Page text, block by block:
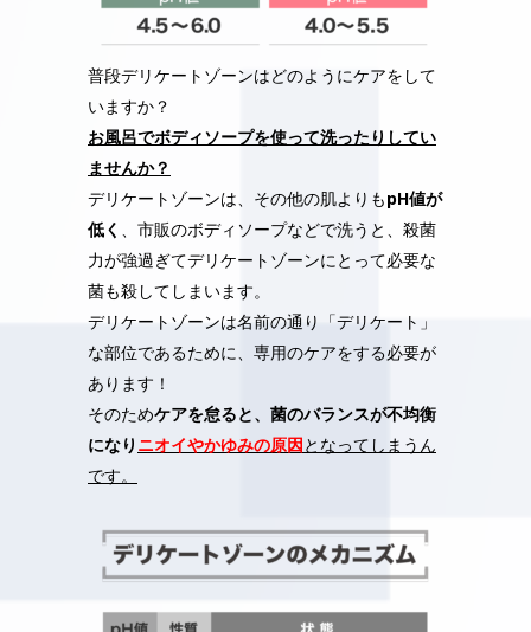
普段デリケートゾーンはどのようにケアをして
いますか？
お風呂でボディソープを使って洗ったりしてい
ませんか？
デリケートゾーンは、その他の肌よりもpH値が
低く
、市販のボディソープなどで洗うと、殺菌
力が強過ぎてデリケートゾーンにとって必要な
菌も殺してしまいます。
デリケートゾーンは名前の通り「デリケート」
な部位であるために、専用のケアをする必要が
あります！
そのためケアを怠ると、菌のバランスが不均衡
になり ニオイやかゆみの原因となってしまうん
です。